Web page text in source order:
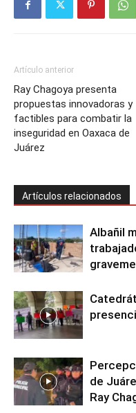
Artículo anterior
Ray Chagoya presenta
propuestas innovadoras y
factibles para combatir la
inseguridad en Oaxaca de
Juárez
Artículos relacionados
Albañil
de
Ray